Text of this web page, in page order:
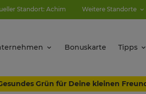
Standort: Achim Weitere Standorte
Bonuskarte Tipps
Grün für Deine kleinen